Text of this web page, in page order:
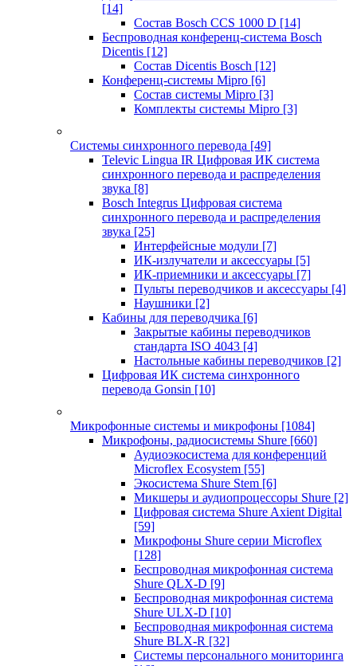
[14]
Состав Bosch CCS 1000 D [14]
Беспроводная конференц-система Bosch
Dicentis [12]
Состав Dicentis Bosch [12]
Конференц-системы Mipro [6]
Состав системы Mipro [3]
Комплекты системы Mipro [3]
Системы синхронного перевода [49]
Televic Lingua IR Цифровая ИК система
синхронного перевода и распределения
звука [8]
Bosch Integrus Цифровая система
синхронного перевода и распределения
звука [25]
Интерфейсные модули [7]
ИК-излучатели и аксессуары [5]
ИК-приемники и аксессуары [7]
Пульты переводчиков и аксессуары [4]
Наушники [2]
Кабины для переводчика [6]
Закрытые кабины переводчиков
стандарта ISO 4043 [4]
Настольные кабины переводчиков [2]
Цифровая ИК система синхронного
перевода Gonsin [10]
Микрофонные системы и микрофоны [1084]
Микрофоны, радиосистемы Shure [660]
Аудиоэкосистема для конференций
Microflex Ecosystem [55]
Экосистема Shure Stem [6]
Микшеры и аудиопроцессоры Shure [2]
Цифровая система Shure Axient Digital
[59]
Микрофоны Shure серии Microflex
[128]
Беспроводная микрофонная система
Shure QLX-D [9]
Беспроводная микрофонная система
Shure ULX-D [10]
Беспроводная микрофонная система
Shure BLX-R [32]
Системы персонального мониторинга